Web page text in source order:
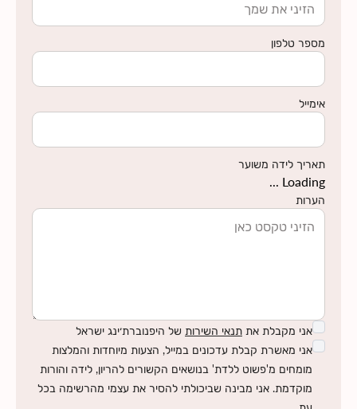
לחצי כאן למצוא מידע על החזרי ביטוח
מספר טלפון
אימייל
תאריך לידה משוער
Loading ...
הערות
אני מקבלת את תנאי השירות של היפנוברת׳ינג ישראל
אני מאשרת קבלת עדכונים במייל, הצעות מיוחדות והמלצות
מומחים מ'פשוט ללדת' בנושאים הקשורים להריון, לידה והורות
מוקדמת. אני מבינה שביכולתי להסיר את עצמי מהרשימה בכל